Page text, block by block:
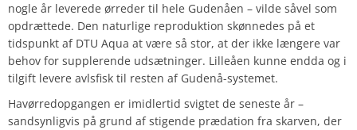
nogle år leverede ørreder til hele Gudenåen – vilde såvel som
opdrættede. Den naturlige reproduktion skønnedes på et
tidspunkt af DTU Aqua at være så stor, at der ikke længere var
behov for supplerende udsætninger. Lilleåen kunne endda og i
tilgift levere avlsfisk til resten af Gudenå-systemet.
Havørredopgangen er imidlertid svigtet de seneste år –
sandsynligvis på grund af stigende prædation fra skarven, der